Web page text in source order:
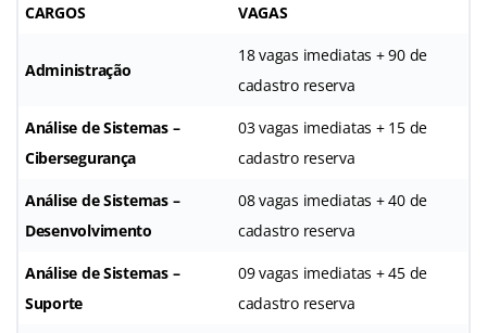
CARGOS VAGAS
Administração
18 vagas imediatas + 90 de
cadastro reserva
Análise de Sistemas –
Cibersegurança
03 vagas imediatas + 15 de
cadastro reserva
Análise de Sistemas –
Desenvolvimento
08 vagas imediatas + 40 de
cadastro reserva
Análise de Sistemas –
Suporte
09 vagas imediatas + 45 de
cadastro reserva